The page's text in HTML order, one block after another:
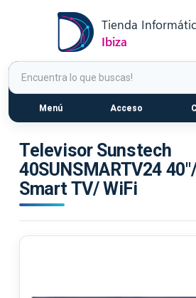
Menú Acceso
Televisor Sunstech
40SUNSMARTV24
Smart TV/ WiFi